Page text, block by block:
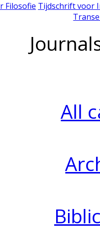
Filosofie Tijdschrift voor
All